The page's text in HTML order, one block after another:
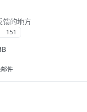
【作者简介】 作者：幻梦猎
厄收容所》《诡异分解指南》
载地址】 百度：
s/
pan.quark.cn/s/
馈的地方
151
件